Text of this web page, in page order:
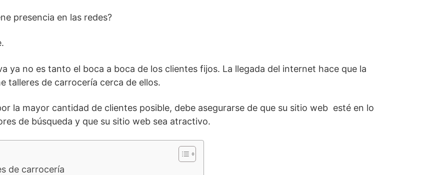
presencia en las redes?
ya no es tanto el boca a boca de los clientes fijos. La llegada del internet hace que la
talleres de carrocería cerca de ellos.
la mayor cantidad de clientes posible, debe asegurarse de que su sitio web esté en lo
de búsqueda y que su sitio web sea atractivo.
de carrocería